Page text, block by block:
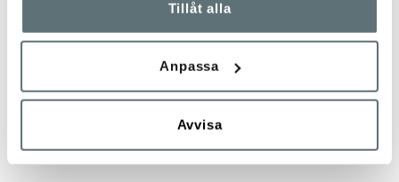
Tillåt alla
Anpassa
Avvisa